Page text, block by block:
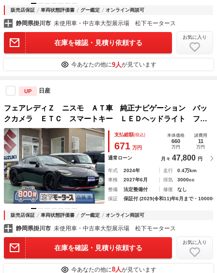
販売店保証 車両状態評価書 グー鑑定 オンライン商談可
静岡県掛川市 未使用車・中古車大型展示場 松下モータース
在庫を確認・見積り依頼する
お気に入り
今あなたの他に9人が見ています
UP 日産
フェアレディＺ ニスモ ＡＴ車 純正ナビゲーション バッ
クカメラ ＥＴＣ スマートキー ＬＥＤヘッドライト フル
オートエアコン 専用革巻きハンドル オートクルーズコント
ロール パドルシフト アルミペダル フォグランプ
支払総額(税込)
671 万円
本体価格
660
万円
諸費用
11
万円
通常ローン 月々 47,800 円
年式 2024年 走行
0.4万km
車検
2027年6月 排気
3000cc
整備
法定整備付 修復
なし
保証
保証付 (2029(令和11)年6月まで・
販売店保証 車両状態評価書 グー鑑定 オンライン商談可
静岡県掛川市 未使用車・中古車大型展示場 松下モータース
在庫を確認・見積り依頼する
お気に入り
今あなたの他に8人が見ています